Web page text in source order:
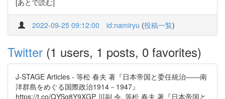
[あとで読む]
2022-09-25 09:12:00 id:namiryu (投稿一覧)
Twitter (1 users, 1 posts, 0 favorites)
J-STAGE Articles - 等松 春夫 著『日本帝国と委任統治――南
洋群島をめぐる国際政治1914－1947』
https://t.co/QYSg8Y9XGP 川副 令, 等松 春夫 著『日本帝国と